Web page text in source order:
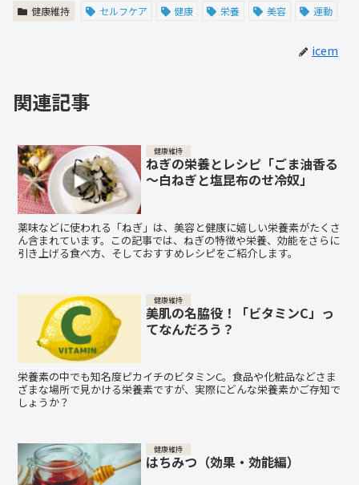
健康維持 セルフケア 健康 栄養 美容 運動
icem
関連記事
健康維持
ねぎの栄養とレシピ「ごま油香る
～白ねぎと塩昆布のせ冷奴」
薬味などに使われる「ねぎ」は、美容と健康に嬉しい栄養素がたくさ
ん含まれています。この記事では、ねぎの特徴や栄養、効能をさらに
引き上げる食べ方、そしておすすめレシピをご紹介します。
健康維持
美肌の名脇役！「ビタミンC」っ
てなんだろう？
栄養素の中でも知名度ピカイチのビタミンC。食品や化粧品などさま
ざまな場所で見かける栄養素ですが、実際にどんな栄養素かご存知で
しょうか？
健康維持
はちみつ（効果・効能編）